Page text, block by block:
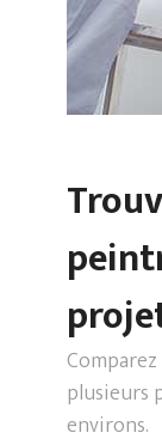
Comparez
plusieurs
environs.